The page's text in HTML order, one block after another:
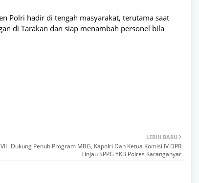
Polri hadir di tengah masyarakat, terutama saat
di Tarakan dan siap menambah personel bila
LEBIH BARU
Dukung Penuh Program MBG, Kapolri Dan Ketua Komisi IV DPR
Tinjau SPPG YKB Polres Karanganyar